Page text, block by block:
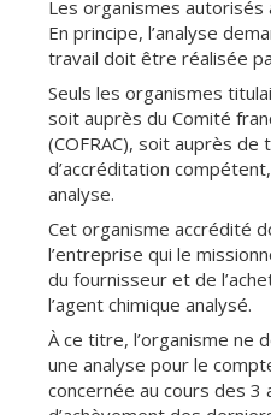
Les organismes autorisés
En principe, l’analyse
travail doit être réalisée
Seuls les organismes
soit auprès du Comité
(COFRAC), soit auprès
d’accréditation
analyse.
Cet organisme accrédité
l’entreprise qui le
du fournisseur et de
l’agent chimique analysé.
À ce titre, l’organisme ne
une analyse pour le
concernée au cours des 3